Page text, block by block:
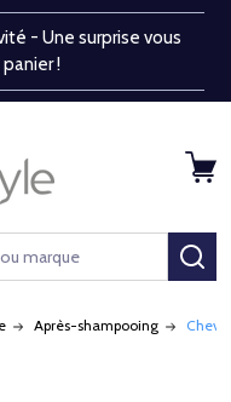
- Une surprise vous
!
Après-shampooing